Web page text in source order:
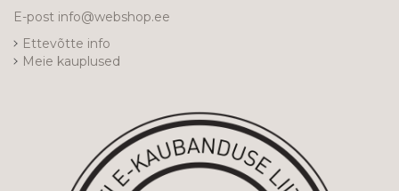
E-post info@webshop.ee
Ettevõtte info
Meie kauplused